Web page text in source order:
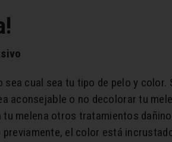
cual sea tu tipo de pelo y
aconsejable o no decolorar tu
tu melena otros tratamientos
el color está